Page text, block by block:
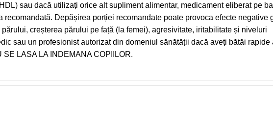
sau dacă utilizați orice alt supliment alimentar, medicament eliberat pe
Depășirea porției recomandate poate provoca efecte negative
creșterea părului pe față (la femei), agresivitate, iritabilitate și niveluri
sau un profesionist autorizat din domeniul sănătății dacă aveți bătăi rapide
LASA LA INDEMANA COPIILOR.